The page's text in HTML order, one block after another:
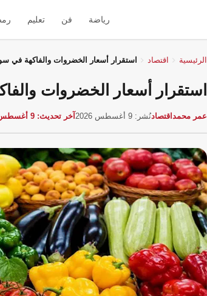
رياضة فن تعليم
الرئيسية اقتصاد استقرار أسعار الخضروات والفاكهة في
استقرار أسعار الخضروات
عمر محمد اقتصادنُشر: 9 أغسطس 2026 آخر تحديث: 9 أغسطس 2026 في 01:11 م